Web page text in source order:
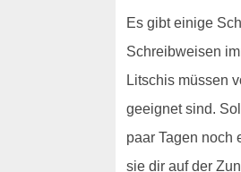
Es gibt einige
Schreibweisen
Litschis müssen
geeignet sind.
paar Tagen noch
sie dir auf der